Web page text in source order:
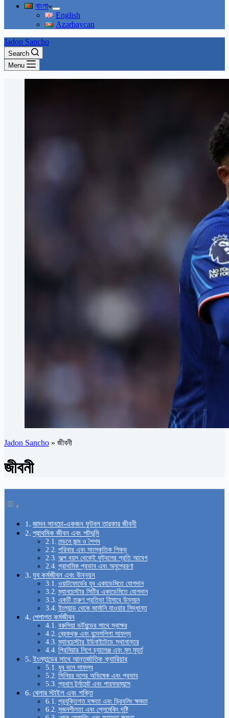
বাংলা
English
Azərbaycan
Jadon Sancho
Search
Menu
Jadon Sancho » জীবনী
জীবনী
জাদন সানচো-একজন ফুটবল তারকার জীবনী
প্রাথমিক জীবন এবং পটভূমি
লন্ডনে জন্ম ও শৈশব
পরিবার এবং সাংস্কৃতিক শিকড়
অল্প বয়স থেকেই ফুটবলের প্রতি আবেগ
প্রাথমিক প্রভাব এবং অনুপ্রেরণা
যুব কর্মজীবন এবং উন্নয়ন
ওয়াটফোর্ডের যুব একাডেমিতে যোগদান
ম্যানচেস্টার সিটির একাডেমিতে যোগদান
একটি তরুণ প্রতিভা হিসাবে উন্নয়ন
ইংল্যান্ড থেকে জার্মানি যাওয়ার সিদ্ধান্ত
পেশাগত কর্মজীবন
বরুসিয়া ডর্টমুন্ডের সাথে স্বাক্ষর
ব্রেকথ্রু এবং বুন্দেসলিগা সাফল্য
ম্যানচেস্টার ইউনাইটেডে স্থানান্তর
প্রিমিয়ার লিগে চ্যালেঞ্জ এবং মূল মুহূর্ত
ইংল্যান্ডের সাথে আন্তর্জাতিক ক্যারিয়ার
যুব দলে সাফল্য
সিনিয়র দলের অভিষেক এবং প্রভাব
প্রধান টুর্নামেন্ট এবং পারফরম্যান্স
খেলার স্টাইল এবং শক্তি
প্রযুক্তিগত দক্ষতা এবং ড্রিবলিং ক্ষমতা
সৃজনশীলতা এবং প্লেমেকিং দৃষ্টি